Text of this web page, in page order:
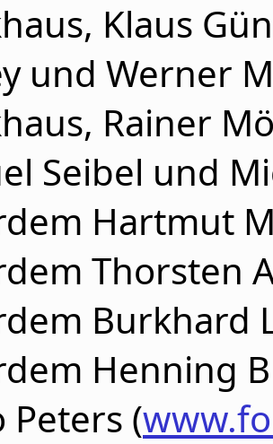
Klaus
und Werner
Rainer
Seibel und
Hartmut
Thorsten
Burkhard
Henning
Peters (